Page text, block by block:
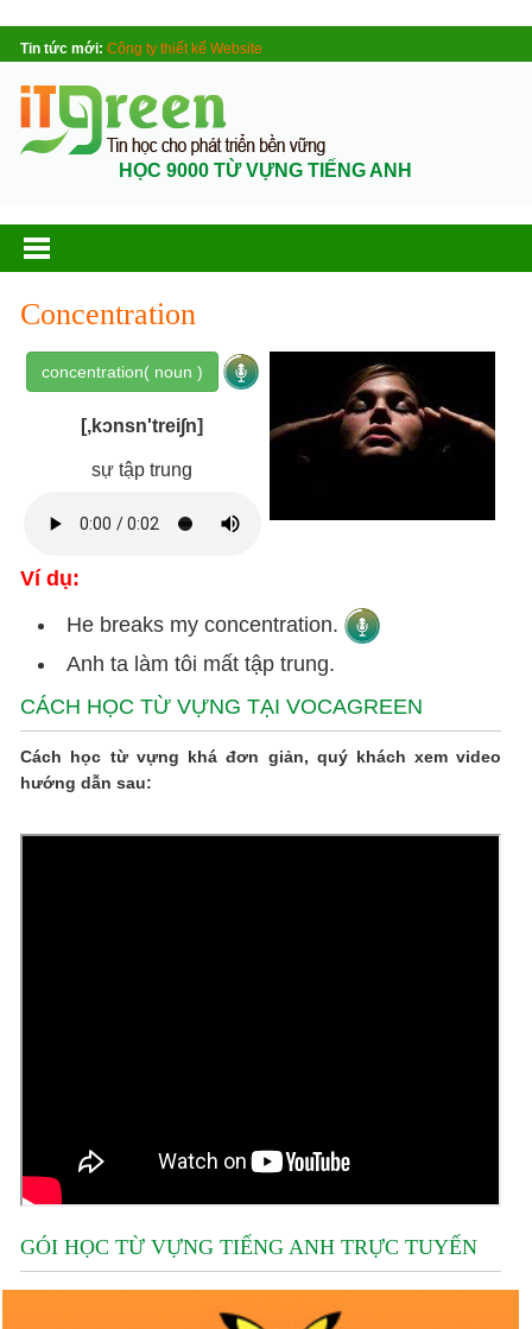
Tin tức mới: Công ty thiết kế Website
HỌC 9000 TỪ VỰNG TIẾNG ANH
Concentration
concentration( noun )
[,kɔnsn'trei∫n]
sự tập trung
Ví dụ:
He breaks my concentration.
Anh ta làm tôi mất tập trung.
CÁCH HỌC TỪ VỰNG TẠI VOCAGREEN
Cách học từ vựng khá đơn giản, quý khách xem video
hướng dẫn sau:
GÓI HỌC TỪ VỰNG TIẾNG ANH TRỰC TUYẾN